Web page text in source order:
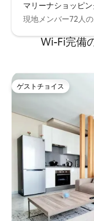
マリーナショッピ
現地メンバー72人
Wi-Fi完備
ゲストチョイス
ゲストチョイス